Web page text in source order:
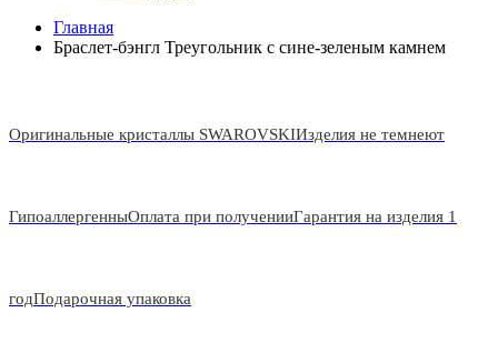
Главная
Браслет-бэнгл Треугольник с сине-зеленым камнем
Оригинальные кристаллы SWAROVSKIИзделия не темнеют
ГипоаллергенныОплата при полученииГарантия на изделия 1
годПодарочная упаковка